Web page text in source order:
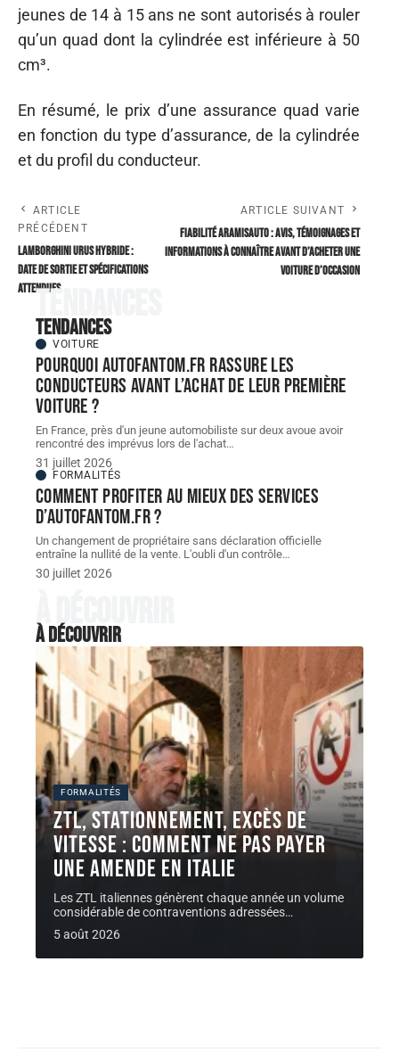
jeunes de 14 à 15 ans ne sont autorisés à rouler
qu’un quad dont la cylindrée est inférieure à 50
cm³.
En résumé, le prix d’une assurance quad varie
en fonction du type d’assurance, de la cylindrée
et du profil du conducteur.
ARTICLE
PRÉCÉDENT
Lamborghini Urus hybride :
date de sortie et spécifications
attendues
ARTICLE SUIVANT
Fiabilité Aramisauto : avis, témoignages et
informations à connaître avant d’acheter une
voiture d’occasion
Tendances
Tendances
VOITURE
Pourquoi autofantom.fr rassure les
conducteurs avant l’achat de leur première
voiture ?
En France, près d'un jeune automobiliste sur deux avoue avoir
rencontré des imprévus lors de l'achat…
31 juillet 2026
FORMALITÉS
Comment profiter au mieux des services
d’autofantom.fr ?
Un changement de propriétaire sans déclaration officielle
entraîne la nullité de la vente. L'oubli d'un contrôle…
30 juillet 2026
À découvrir
À découvrir
FORMALITÉS
ZTL, stationnement, excès de
vitesse : comment ne pas payer
une AMENDE en Italie
Les ZTL italiennes génèrent chaque année un volume
considérable de contraventions adressées…
5 août 2026